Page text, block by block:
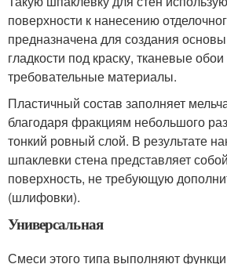
поверхности к нанесению
предназначена для создания
гладкости под краску, тканевые
требовательные материалы.
Пластичный состав заполняет
благодаря фракциям небольшого
тонкий ровный слой. В результате
шпаклевки стена представляет
поверхность, не требующую
(шлифовки).
Универсальная
Смеси этого типа выполняют